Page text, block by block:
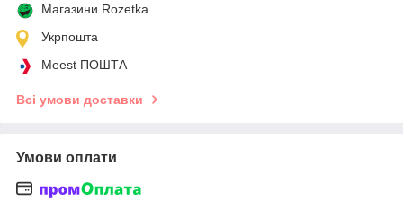
Магазини Rozetka
Укрпошта
Meest ПОШТА
Всі умови доставки
Умови оплати